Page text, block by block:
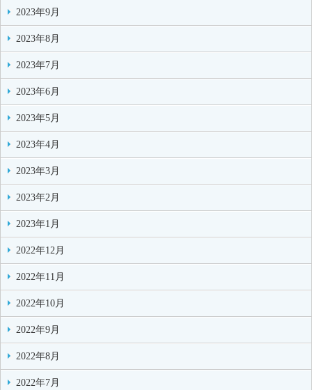
2023年9月
2023年8月
2023年7月
2023年6月
2023年5月
2023年4月
2023年3月
2023年2月
2023年1月
2022年12月
2022年11月
2022年10月
2022年9月
2022年8月
2022年7月